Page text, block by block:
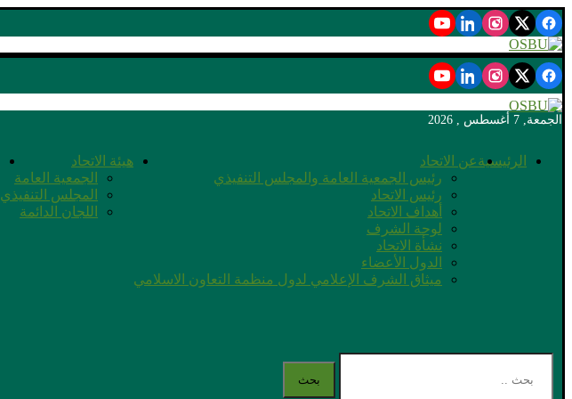
الرئيسيةعن الاتحاد
رئيس الجمعية العامة والمجلس التنفيذي
رئيس الاتحاد
أهداف الاتحاد
لوحة الشرف
نشأة الاتحاد
الدول الأعضاء
ميثاق الشرف الإعلامي لدول منظمة التعاون الاسلامي
هيئة الاتحاد
الجمعية العامة
المجلس التنفيذي
اللجان الدائمة
الجمعة, 7 أغسطس , 2026
بحث